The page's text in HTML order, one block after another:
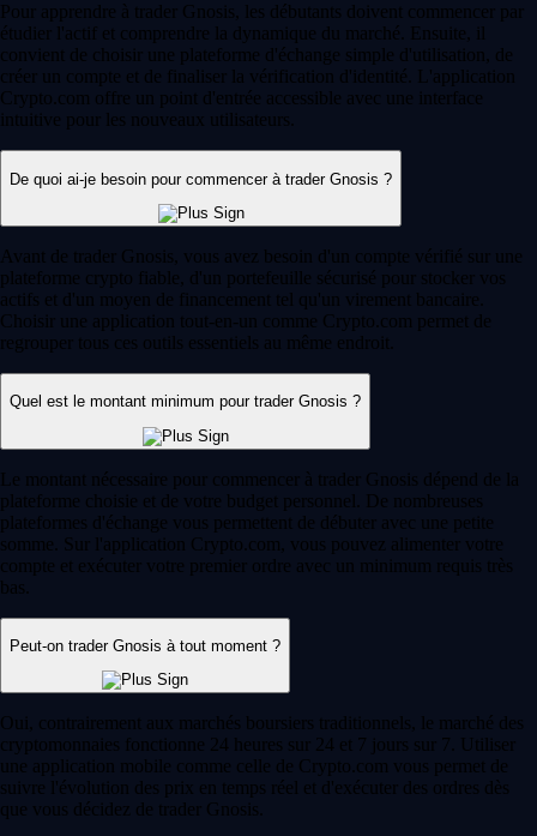
Pour apprendre à trader Gnosis, les débutants doivent commencer par
étudier l'actif et comprendre la dynamique du marché. Ensuite, il
convient de choisir une plateforme d'échange simple d'utilisation, de
créer un compte et de finaliser la vérification d'identité. L'application
Crypto.com offre un point d'entrée accessible avec une interface
intuitive pour les nouveaux utilisateurs.
De quoi ai-je besoin pour commencer à trader Gnosis ?
Avant de trader Gnosis, vous avez besoin d'un compte vérifié sur une
plateforme crypto fiable, d'un portefeuille sécurisé pour stocker vos
actifs et d'un moyen de financement tel qu'un virement bancaire.
Choisir une application tout-en-un comme Crypto.com permet de
regrouper tous ces outils essentiels au même endroit.
Quel est le montant minimum pour trader Gnosis ?
Le montant nécessaire pour commencer à trader Gnosis dépend de la
plateforme choisie et de votre budget personnel. De nombreuses
plateformes d'échange vous permettent de débuter avec une petite
somme. Sur l'application Crypto.com, vous pouvez alimenter votre
compte et exécuter votre premier ordre avec un minimum requis très
bas.
Peut-on trader Gnosis à tout moment ?
Oui, contrairement aux marchés boursiers traditionnels, le marché des
cryptomonnaies fonctionne 24 heures sur 24 et 7 jours sur 7. Utiliser
une application mobile comme celle de Crypto.com vous permet de
suivre l'évolution des prix en temps réel et d'exécuter des ordres dès
que vous décidez de trader Gnosis.